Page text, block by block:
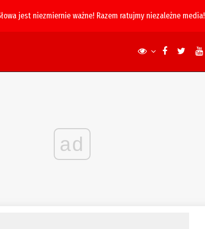
jest niezmiernie ważne! Razem ratujmy niezależne media!
ad